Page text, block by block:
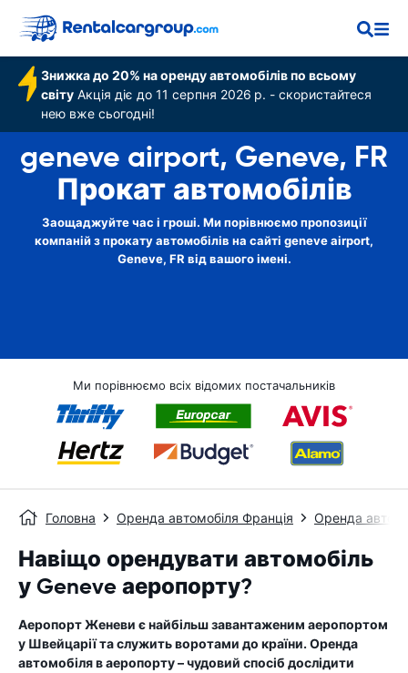
Знижка до 20% на оренду автомобілів по всьому
світу Акція діє до 11 серпня 2026 р. - скористайтеся
нею вже сьогодні!
geneve airport, Geneve, FR
Прокат автомобілів
Заощаджуйте час і гроші. Ми порівнюємо пропозиції
компаній з прокату автомобілів на сайті geneve airport,
Geneve, FR від вашого імені.
Ми порівнюємо всіх відомих постачальників
Головна Оренда автомобіля Франція Оренда
Навіщо орендувати автомобіль
у Geneve аеропорту?
Аеропорт Женеви є найбільш завантаженим аеропортом
у Швейцарії та служить воротами до країни. Оренда
автомобіля в аеропорту – чудовий спосіб дослідити